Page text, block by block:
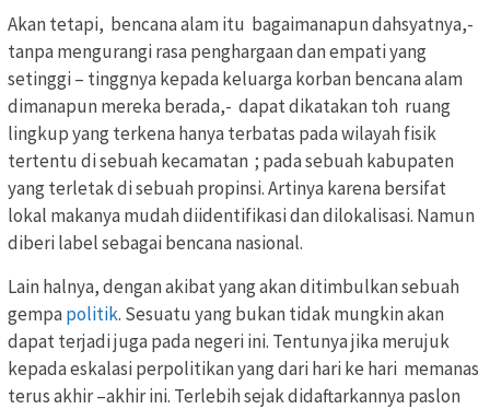
Akan tetapi, bencana alam itu bagaimanapun dahsyatnya,-
tanpa mengurangi rasa penghargaan dan empati yang
setinggi – tinggnya kepada keluarga korban bencana alam
dimanapun mereka berada,- dapat dikatakan toh ruang
lingkup yang terkena hanya terbatas pada wilayah fisik
tertentu di sebuah kecamatan ; pada sebuah kabupaten
yang terletak di sebuah propinsi. Artinya karena bersifat
lokal makanya mudah diidentifikasi dan dilokalisasi. Namun
diberi label sebagai bencana nasional.
Lain halnya, dengan akibat yang akan ditimbulkan sebuah
gempapolitik. Sesuatu yang bukan tidak mungkin akan
dapat terjadi juga pada negeri ini. Tentunya jika merujuk
kepada eskalasi perpolitikan yang dari hari ke hari memanas
terus akhir –akhir ini. Terlebih sejak didaftarkannya paslon